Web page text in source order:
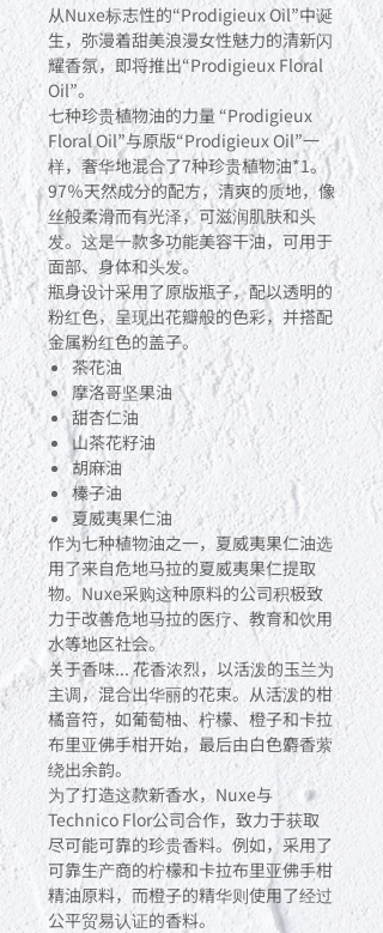
从Nuxe标志性的“Prodigieux Oil”中诞
生，弥漫着甜美浪漫女性魅力的清新闪
耀香氛，即将推出“Prodigieux Floral
Oil”。
七种珍贵植物油的力量 “Prodigieux
Floral Oil”与原版“Prodigieux Oil”一
样，奢华地混合了7种珍贵植物油*1。
97％天然成分的配方，清爽的质地，像
丝般柔滑而有光泽，可滋润肌肤和头
发。这是一款多功能美容干油，可用于
面部、身体和头发。
瓶身设计采用了原版瓶子，配以透明的
粉红色，呈现出花瓣般的色彩，并搭配
金属粉红色的盖子。
茶花油
摩洛哥坚果油
甜杏仁油
山茶花籽油
胡麻油
榛子油
夏威夷果仁油
作为七种植物油之一，夏威夷果仁油选
用了来自危地马拉的夏威夷果仁提取
物。Nuxe采购这种原料的公司积极致
力于改善危地马拉的医疗、教育和饮用
水等地区社会。
关于香味... 花香浓烈，以活泼的玉兰为
主调，混合出华丽的花束。从活泼的柑
橘音符，如葡萄柚、柠檬、橙子和卡拉
布里亚佛手柑开始，最后由白色麝香萦
绕出余韵。
为了打造这款新香水，Nuxe与
Technico Flor公司合作，致力于获取
尽可能可靠的珍贵香料。例如，采用了
可靠生产商的柠檬和卡拉布里亚佛手柑
精油原料，而橙子的精华则使用了经过
公平贸易认证的香料。